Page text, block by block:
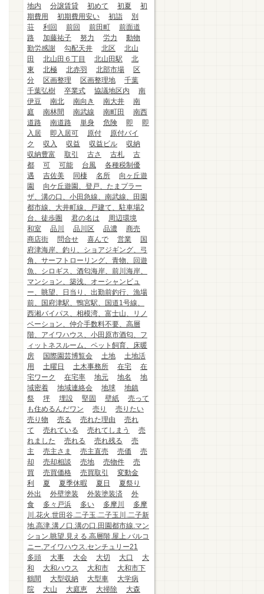
地内
分譲賃貸 初めて 初夏
初
期費用
初期費用安い 初詣
別
荘
利回 前回 前田町
前面道
路
加藤祐子 努力 労力
動物
勤労感謝
勾配天井 北区
北山
田
北山田６丁目 北山田駅
北
東
北極 北赤羽 北部市場
区
分
区画整理 区画整理地
千葉
千葉弘樹
卒業式 協議地区内
南
伊豆
南北 南向き 南大井
南
庭
南林間 南武線 南町田
南西
道路
南道路 単身 危険 即
即
入居
即入居可 原付
原付バイ
ク
収入 収益 収益ビル
収納
収納豊富
取引 古さ 古札
古
都
可 可能 台風
各種税制優
遇
吉佐美 同棲 名所
向ヶ丘遊
園
向ケ丘遊園、登戸、たまプラー
ザ、溝の口、小田急線、南武線、田園
都市線、大井町線、戸建て、駐車場2
台、徒歩圏
君の名は
周辺環境
和室
品川 品川区 品濃
商売
商店街
問合せ 喜んで 営業
国
府津海岸、釣り、ショアジギング、弓
角、サーフトローリング、青物、回遊
魚、シロギス、酒匂海岸、前川海岸、
マンション、築浅、オーシャンビュ
ー、眺望、日当り、出勤前釣行、漁場
前、国府津駅、鴨宮駅、国道1号線、
西湘バイパス、相模湾、富士山、リノ
ベーション、仲介手数料不要、高層
階、アイワハウス、小田原市酒匂、フ
ィットネスルーム、ペット飼育、床暖
房
国際園芸博覧会 土地
土地活
用
土曜日 土木事務所 在宅
在
宅ワーク
在宅率 地元 地名
地
域密着
地域連絡会 地球
地鎮
祭
坪 埋設 堅固 壁紙
売って
も住めるんだワン
売り
売りたい
売り物
売る 売れた理由
売れ
て
売れている 売れてしまう
売
れました
売れる 売れ残る
売
主
売主さま 売主直売 売価
売
却
売却相談 売地 売物件
売
買
売買価格 売買取引
変動金
利
夏 夏季休暇 夏日
夏祭り
外出
外壁塗装 外装塗装済
外
食
多々戸浜 多い 多摩川
多摩
川.花火.世田谷.二子玉.二子玉川.二子新
地.高津.溝ノ口.溝の口.田園都市線.マン
ション.眺望.見える.高層階.屋上.バルコ
ニー.アイワハウス.センチュリー21
多頭
大事 大会 大切 大口
大
和
大和ハウス 大和市
大和市下
鶴間
大型収納 大型車
大学病
院
大山 大庭恵 大掃除
大森